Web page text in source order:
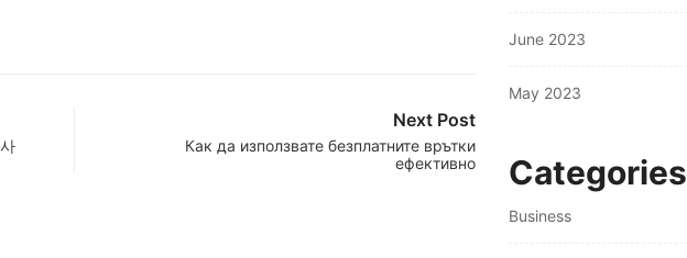
Next Post
Как да използвате безплатните врътки
ефективно
June 2023
May 2023
Categories
Business